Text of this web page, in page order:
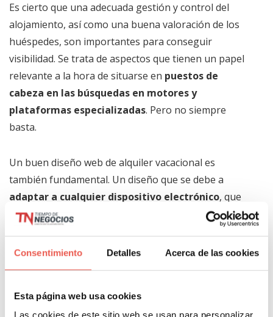
Consentimiento Detalles Acerca de las cookies
Esta página web usa cookies
Es cierto que una adecuada gestión y control del
alojamiento, así como una buena valoración de los
huéspedes, son importantes para conseguir
visibilidad. Se trata de aspectos que tienen un papel
relevante a la hora de situarse en puestos de
cabeza en las búsquedas en motores y
plataformas especializadas. Pero no siempre
basta.
Un buen diseño web de alquiler vacacional es
también fundamental. Un diseño que se debe a
adaptar a cualquier dispositivo electrónico, que
debe ser atractivo y que debe facilitar todos los pasos
para que el cliente pueda realizar con la máxima
facilidad la reserva, así como utilizar una pasarela de
mayores posibilidades de atraer clientes al